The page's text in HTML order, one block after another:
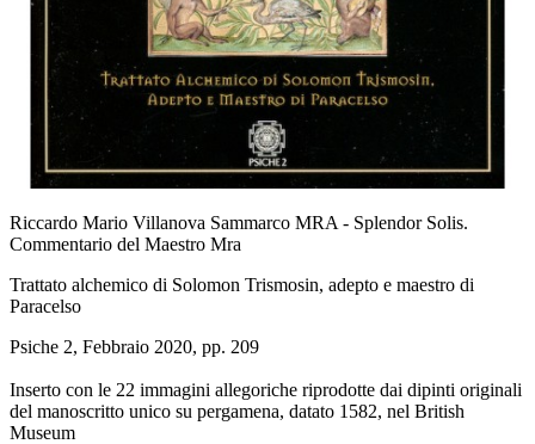
Riccardo Mario Villanova Sammarco MRA - Splendor Solis.
Commentario del Maestro Mra
Trattato alchemico di Solomon Trismosin, adepto e maestro di
Paracelso
Psiche 2, Febbraio 2020, pp. 209
Inserto con le 22 immagini allegoriche riprodotte dai dipinti originali
del manoscritto unico su pergamena, datato 1582, nel British
Museum